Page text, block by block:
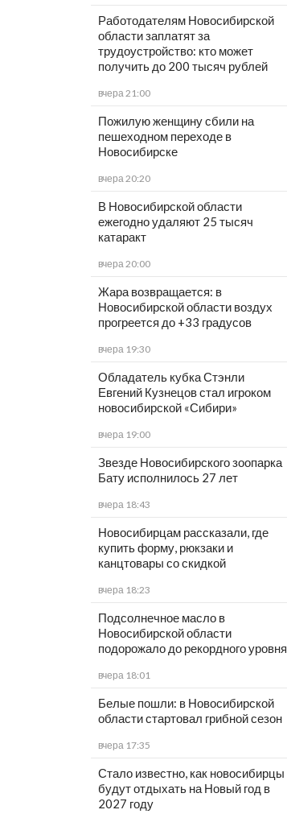
Работодателям Новосибирской
области заплатят за
трудоустройство: кто может
получить до 200 тысяч рублей
вчера 21:00
Пожилую женщину сбили на
пешеходном переходе в
Новосибирске
вчера 20:20
В Новосибирской области
ежегодно удаляют 25 тысяч
катаракт
вчера 20:00
Жара возвращается: в
Новосибирской области воздух
прогреется до +33 градусов
вчера 19:30
Обладатель кубка Стэнли
Евгений Кузнецов стал игроком
новосибирской «Сибири»
вчера 19:00
Звезде Новосибирского зоопарка
Бату исполнилось 27 лет
вчера 18:43
Новосибирцам рассказали, где
купить форму, рюкзаки и
канцтовары со скидкой
вчера 18:23
Подсолнечное масло в
Новосибирской области
подорожало до рекордного уровня
вчера 18:01
Белые пошли: в Новосибирской
области стартовал грибной сезон
вчера 17:35
Стало известно, как новосибирцы
будут отдыхать на Новый год в
2027 году